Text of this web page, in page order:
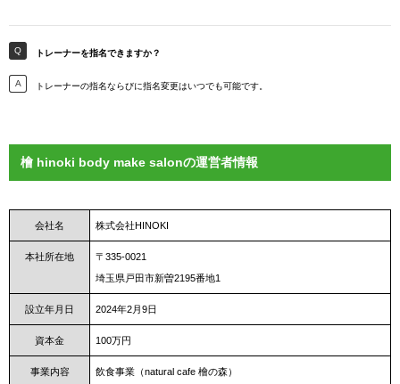
トレーナーを指名できますか？
トレーナーの指名ならびに指名変更はいつでも可能です。
檜 hinoki body make salonの運営者情報
会社名 株式会社HINOKI
本社所在地
〒335-0021
埼玉県戸田市新曽2195番地1
設立年月日 2024年2月9日
資本金 100万円
事業内容
飲食事業（natural cafe 檜の森）